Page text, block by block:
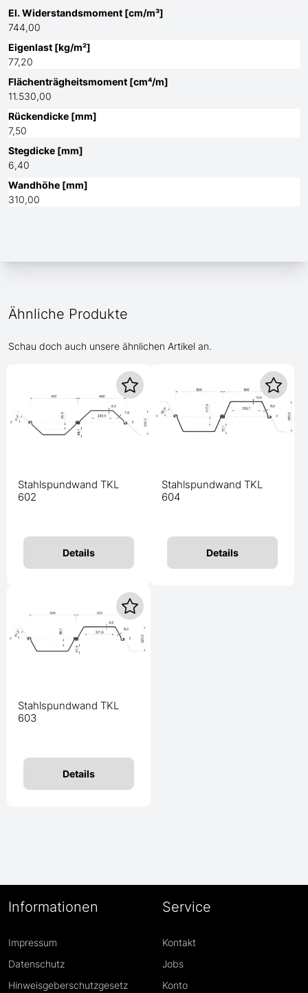
El. Widerstandsmoment [cm/m³]
744,00
Eigenlast [kg/m²]
77,20
Flächenträgheitsmoment [cm⁴/m]
11.530,00
Rückendicke [mm]
7,50
Stegdicke [mm]
6,40
Wandhöhe [mm]
310,00
Ähnliche Produkte
Schau doch auch unsere ähnlichen Artikel an.
Stahlspundwand TKL
602
Details
Stahlspundwand TKL
604
Details
Stahlspundwand TKL
603
Details
Informationen
Impressum
Datenschutz
Hinweisgeberschutzgesetz
Service
Kontakt
Jobs
Konto